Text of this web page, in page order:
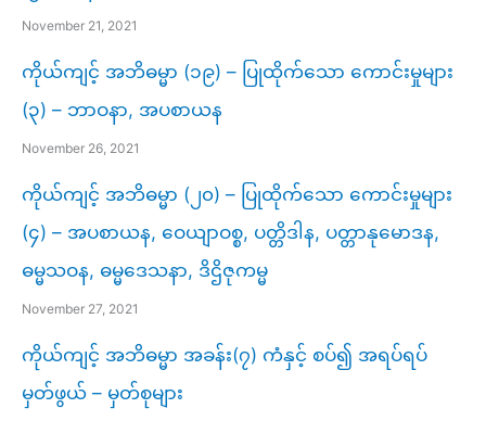
November 21, 2021
ကိုယ်ကျင့် အဘိဓမ္မာ (၁၉) – ပြုထိုက်သော ကောင်းမှုများ
(၃) – ဘာဝနာ, အပစာယန
November 26, 2021
ကိုယ်ကျင့် အဘိဓမ္မာ (၂၀) – ပြုထိုက်သော ကောင်းမှုများ
(၄) – အပစာယန, ဝေယျာဝစ္စ, ပတ္တိဒါန, ပတ္တာနုမောဒန,
ဓမ္မသဝန, ဓမ္မဒေသနာ, ဒိဌိဇုကမ္မ
November 27, 2021
ကိုယ်ကျင့် အဘိဓမ္မာ အခန်း(၇) ကံနှင့် စပ်၍ အရပ်ရပ်
မှတ်ဖွယ် – မှတ်စုများ